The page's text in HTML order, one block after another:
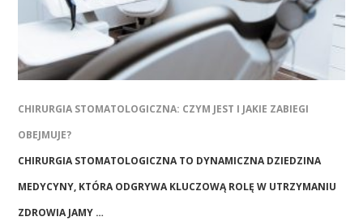
CHIRURGIA STOMATOLOGICZNA: CZYM JEST I JAKIE ZABIEGI
OBEJMUJE?
CHIRURGIA STOMATOLOGICZNA TO DYNAMICZNA DZIEDZINA
MEDYCYNY, KTÓRA ODGRYWA KLUCZOWĄ ROLĘ W UTRZYMANIU
ZDROWIA JAMY …